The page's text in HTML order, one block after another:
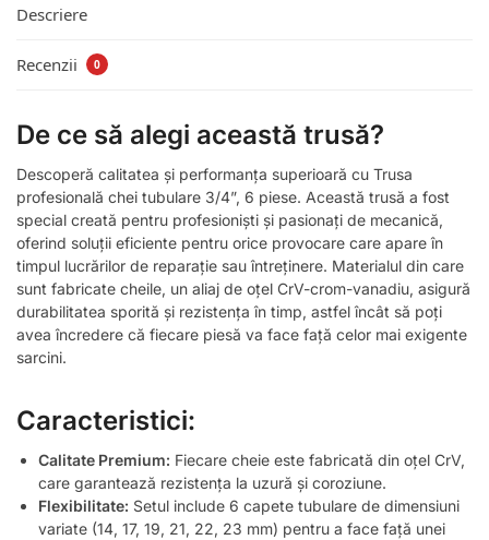
Descriere
Recenzii 0
De ce să alegi această trusă?
Descoperă calitatea și performanța superioară cu Trusa
profesională chei tubulare 3/4”, 6 piese. Această trusă a fost
special creată pentru profesioniști și pasionați de mecanică,
oferind soluții eficiente pentru orice provocare care apare în
timpul lucrărilor de reparație sau întreținere. Materialul din care
sunt fabricate cheile, un aliaj de oțel CrV-crom-vanadiu, asigură
durabilitatea sporită și rezistența în timp, astfel încât să poți
avea încredere că fiecare piesă va face față celor mai exigente
sarcini.
Caracteristici:
Calitate Premium: Fiecare cheie este fabricată din oțel CrV,
care garantează rezistența la uzură și coroziune.
Flexibilitate: Setul include 6 capete tubulare de dimensiuni
variate (14, 17, 19, 21, 22, 23 mm) pentru a face față unei